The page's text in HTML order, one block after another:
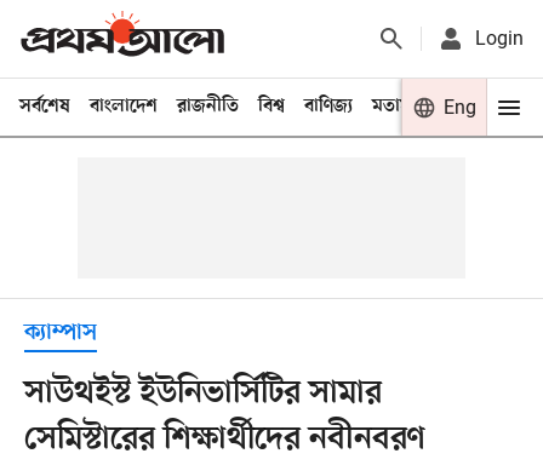
Login
সর্বশেষ বাংলাদেশ রাজনীতি বিশ্ব বাণিজ্য মতামত খেলা
Eng
ক্যাম্পাস
সাউথইস্ট ইউনিভার্সিটির সামার
সেমিস্টারের শিক্ষার্থীদের নবীনবরণ